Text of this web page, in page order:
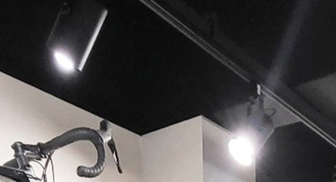
페이코 ID로 페이코 라이